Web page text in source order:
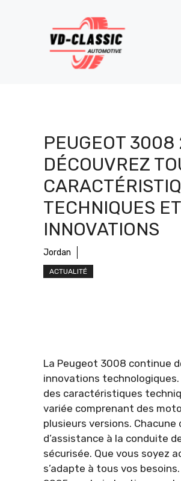
PEUGEOT
DÉCOUVREZ
TECHNIQUES ET
INNOVATIONS
Jordan
ACTUALITÉ
La Peugeot 3008 continue
innovations
des caractéristiques
variée comprenant des
plusieurs versions.
d’assistance à la conduite
sécurisée. Que vous soyez
s’adapte à tous vos